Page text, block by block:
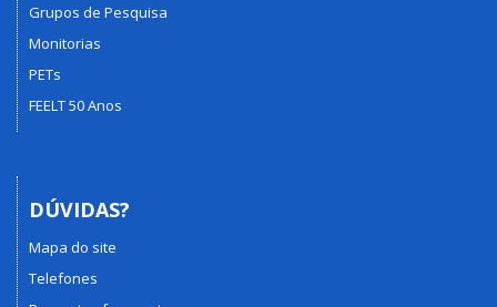
Grupos de Pesquisa
Monitorias
PETs
FEELT 50 Anos
DÚVIDAS?
Mapa do site
Telefones